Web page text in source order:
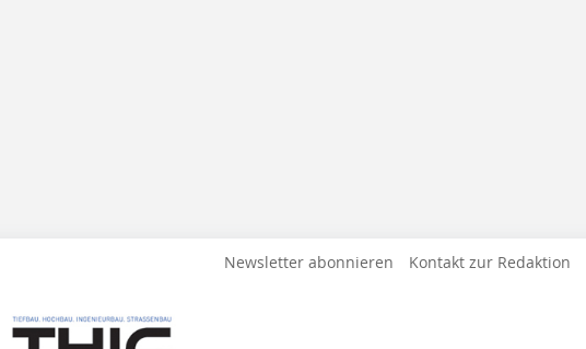
Newsletter abonnieren Kontakt zur Redaktion